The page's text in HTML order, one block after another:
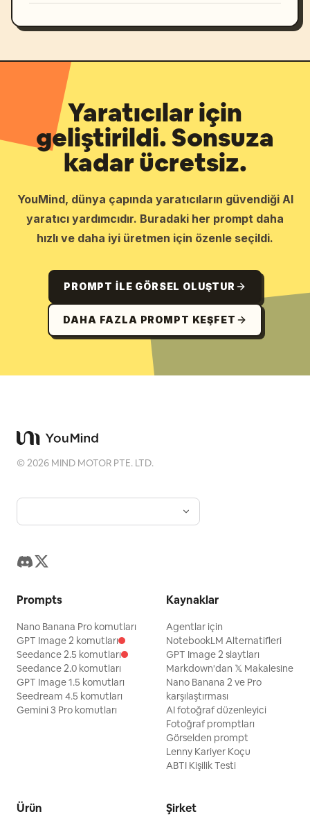
Yaratıcılar için
geliştirildi. Sonsuza
kadar ücretsiz.
YouMind, dünya çapında yaratıcıların güvendiği AI
yaratıcı yardımcıdır. Buradaki her prompt daha
hızlı ve daha iyi üretmen için özenle seçildi.
PROMPT ILE GÖRSEL OLUŞTUR
DAHA FAZLA PROMPT KEŞFET
©2026 MIND MOTOR PTE. LTD.
Prompts
Nano Banana Pro komutları
GPT Image 2 komutları
Seedance 2.5 komutları
Seedance 2.0 komutları
GPT Image 1.5 komutları
Seedream 4.5 komutları
Gemini 3 Pro komutları
Kaynaklar
Agentlar için
NotebookLM Alternatifleri
GPT Image 2 slaytları
Markdown'dan 𝕏 Makalesine
Nano Banana 2 ve Pro
karşılaştırması
AI fotoğraf düzenleyici
Fotoğraf promptları
Görselden prompt
Lenny Kariyer Koçu
ABTI Kişilik Testi
Ürün Şirket